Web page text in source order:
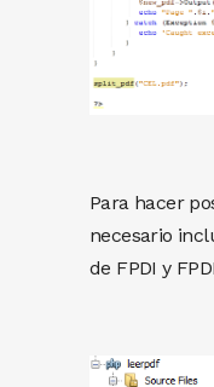
Para hacer
necesario
de FPDI y